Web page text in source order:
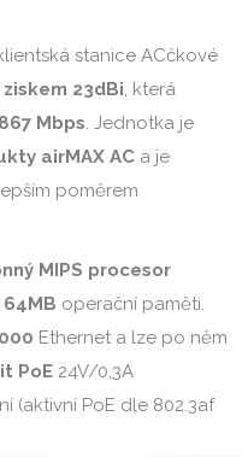
stanice ACčkové
ziskem 23dBi, která
867 Mbps. Jednotka je
airMAX AC a je
poměrem
MIPS procesor
64MB operační paměti.
Ethernet a lze po něm
PoE 24V/0,3A
(aktivní PoE dle 802.3af